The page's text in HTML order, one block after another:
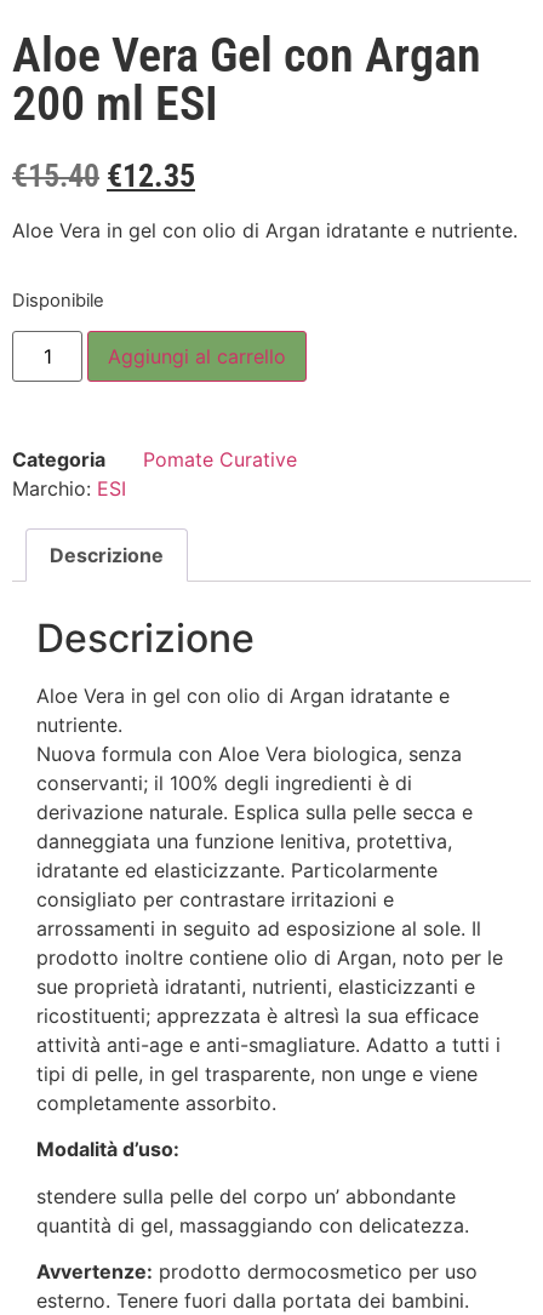
Aloe Vera Gel con Argan
200 ml ESI
€15.40 €12.35
Aloe Vera in gel con olio di Argan idratante e nutriente.
Disponibile
Aggiungi al carrello
Categoria
Pomate Curative
Marchio: ESI
Descrizione
Descrizione
Aloe Vera in gel con olio di Argan idratante e
nutriente.
Nuova formula con Aloe Vera biologica, senza
conservanti; il 100% degli ingredienti è di
derivazione naturale. Esplica sulla pelle secca e
danneggiata una funzione lenitiva, protettiva,
idratante ed elasticizzante. Particolarmente
consigliato per contrastare irritazioni e
arrossamenti in seguito ad esposizione al sole. Il
prodotto inoltre contiene olio di Argan, noto per le
sue proprietà idratanti, nutrienti, elasticizzanti e
ricostituenti; apprezzata è altresì la sua efficace
attività anti-age e anti-smagliature. Adatto a tutti i
tipi di pelle, in gel trasparente, non unge e viene
completamente assorbito.
Modalità d’uso:
stendere sulla pelle del corpo un’ abbondante
quantità di gel, massaggiando con delicatezza.
Avvertenze: prodotto dermocosmetico per uso
esterno. Tenere fuori dalla portata dei bambini.